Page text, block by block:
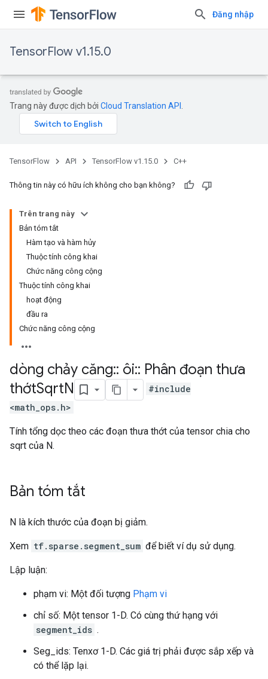
Đăng nhập
TensorFlow v1.15.0
Trang này được dịch bởi Cloud Translation API
TensorFlow API TensorFlow v1.15.0 C++
Thông tin này có hữu ích không cho bạn không?
Trên trang này
Bản tóm tắt
Hàm tạo và hàm hủy
Thuộc tính công khai
Chức năng công cộng
Thuộc tính công khai
hoạt động
đầu ra
Chức năng công cộng
dòng chảy căng:: ôi:: Phân đoạn thưa
thớtSqrtN
#include
<math_ops.h>
Tính tổng dọc theo các đoạn thưa thớt của tensor chia cho
sqrt của N.
Bản tóm tắt
N là kích thước của đoạn bị giảm.
Xem tf.sparse.segment_sum để biết ví dụ sử dụng.
Lập luận:
phạm vi: Một đối tượng Phạm vi
chỉ số: Một tensor 1-D. Có cùng thứ hạng với
segment_ids .
Seg_ids: Tenxơ 1-D. Các giá trị phải được sắp xếp và
có thể lặp lại.